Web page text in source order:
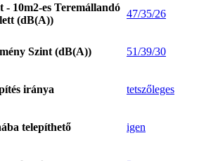
- 10m2-es Teremállandó
(dB(A))
47/35/26
Szint (dB(A)) 51/39/30
iránya tetszőleges
telepíthető igen